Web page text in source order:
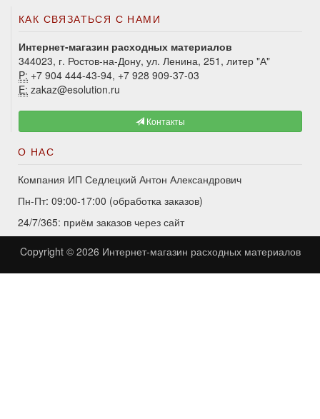
КАК СВЯЗАТЬСЯ С НАМИ
Интернет-магазин расходных материалов
344023, г. Ростов-на-Дону, ул. Ленина, 251, литер "А"
P: +7 904 444-43-94, +7 928 909-37-03
E: zakaz@esolution.ru
Контакты
О НАС
Компания ИП Седлецкий Антон Александрович
Пн-Пт: 09:00-17:00 (обработка заказов)
24/7/365: приём заказов через сайт
Copyright © 2026 Интернет-магазин расходных материалов